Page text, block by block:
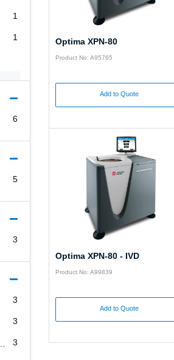
1
1
6
5
3
3
3
3
Optima XPN-80
Product No: A95765
Add to Quote
Optima XPN-80 - IVD
Product No: A99839
Add to Quote